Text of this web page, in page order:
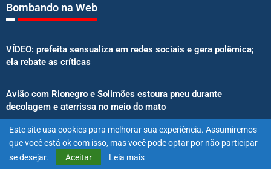
Bombando na Web
VÍDEO: prefeita sensualiza em redes sociais e gera polêmica;
ela rebate as críticas
Avião com Rionegro e Solimões estoura pneu durante
decolagem e aterrissa no meio do mato
Senado aprova proibição de atletas e influenciadores em
anúncios de bets
Este site usa cookies para melhorar sua experiência. Assumiremos
que você está ok com isso, mas você pode optar por não participar
se desejar.
Aceitar Leia mais